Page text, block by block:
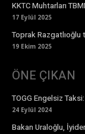
KKTC Muhtarları
17 Eylül 2025
Toprak Razgatlıoğlu
19 Ekim 2025
ÖNE ÇIKAN
TOGG Engelsiz
24 Eylül 2024
Bakan Uraloğlu,